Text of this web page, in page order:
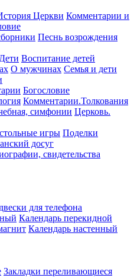
Церкви Комментарии и
Песнь возрождения
Воспитание детей
О мужчинах Семья и дети
Богословие
Комментарии.Толкования
симфонии Церковь.
игры Поделки
досуг
свидетельства
для телефона
Календарь перекидной
Календарь настенный
Закладки переливающиеся